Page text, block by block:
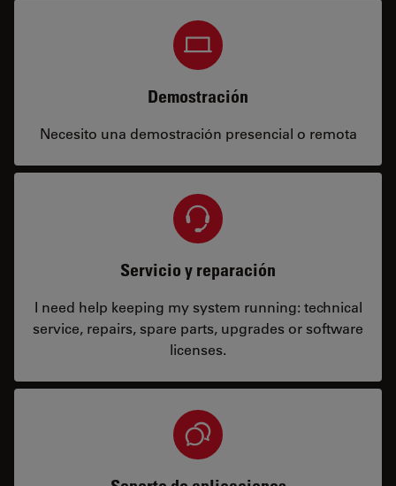
Demostración
Necesito una demostración presencial o remota
Servicio y reparación
I need help keeping my system running: technical
service, repairs, spare parts, upgrades or software
licenses.